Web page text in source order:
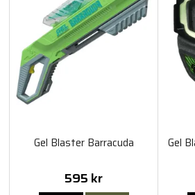
Gel Blaster Barracuda
595 kr
Gel